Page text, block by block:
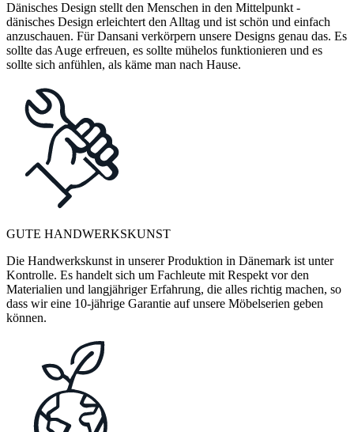
Dänisches Design stellt den Menschen in den Mittelpunkt -
dänisches Design erleichtert den Alltag und ist schön und einfach
anzuschauen. Für Dansani verkörpern unsere Designs genau das. Es
sollte das Auge erfreuen, es sollte mühelos funktionieren und es
sollte sich anfühlen, als käme man nach Hause.
GUTE HANDWERKSKUNST
Die Handwerkskunst in unserer Produktion in Dänemark ist unter
Kontrolle. Es handelt sich um Fachleute mit Respekt vor den
Materialien und langjähriger Erfahrung, die alles richtig machen, so
dass wir eine 10-jährige Garantie auf unsere Möbelserien geben
können.